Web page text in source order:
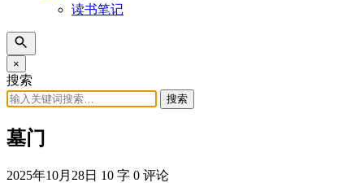
读书笔记
×
搜索
搜索
墓门
2025年10月28日 10 字 0 评论